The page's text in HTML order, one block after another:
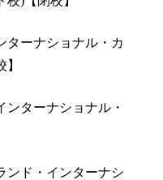
ターナショナル・カ
ンターナショナル・
ンド・インターナシ